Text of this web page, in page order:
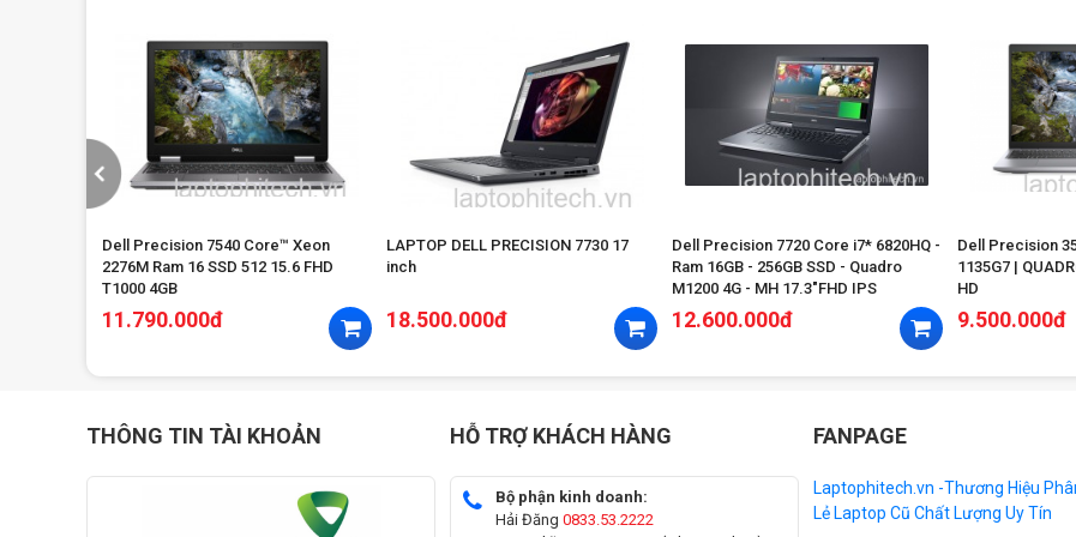
Dell Precision 7540 Core™ Xeon
2276M Ram 16 SSD 512 15.6 FHD
T1000 4GB
11.790.000đ
LAPTOP DELL PRECISION 7730 17
inch
18.500.000đ
Dell Precision 7720 Core i7* 6820HQ -
Ram 16GB - 256GB SSD - Quadro
M1200 4G - MH 17.3"FHD IPS
12.600.000đ
Dell Precision
1135G7 |
HD
9.500.000đ
THÔNG TIN TÀI KHOẢN HỖ TRỢ KHÁCH HÀNG
Bộ phận kinh doanh:
Hải Đăng 0833.53.2222
FANPAGE
Laptophitech.vn -Thương Hiệu
Lẻ Laptop Cũ Chất Lượng Uy Tín